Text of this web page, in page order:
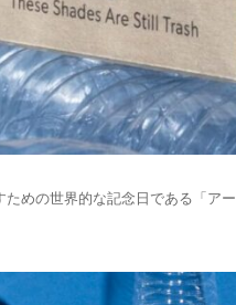
めの世界的な記念日である「